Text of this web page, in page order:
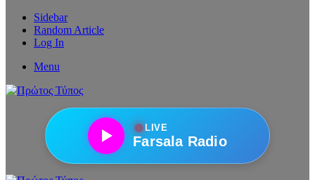
Sidebar
Random Article
Log In
Menu
●LIVE
Farsala Radio